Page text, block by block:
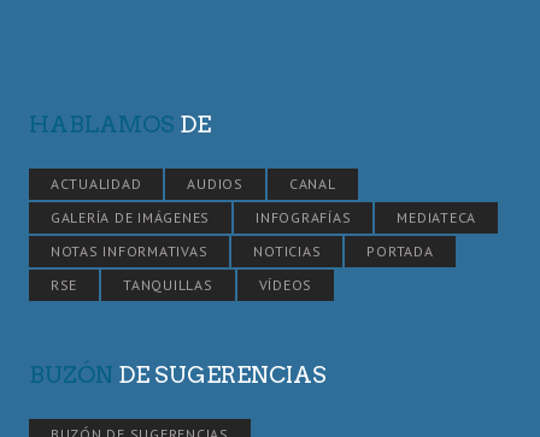
HABLAMOS DE
ACTUALIDAD AUDIOS
CANAL
GALERÍA DE IMÁGENES
INFOGRAFÍAS
MEDIATECA
NOTAS INFORMATIVAS
NOTICIAS
PORTADA
RSE
TANQUILLAS VÍDEOS
BUZÓN DE SUGERENCIAS